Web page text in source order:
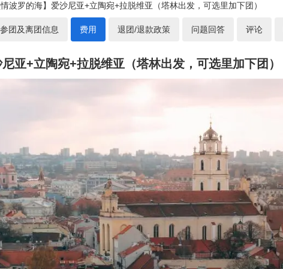
波罗的海】爱沙尼亚+立陶宛+拉脱维亚（塔林出发，可选里加下团）
参团及离团信息 费用 退团/退款政策 问题回答 评论
亚+立陶宛+拉脱维亚（塔林出发，可选里加下团）